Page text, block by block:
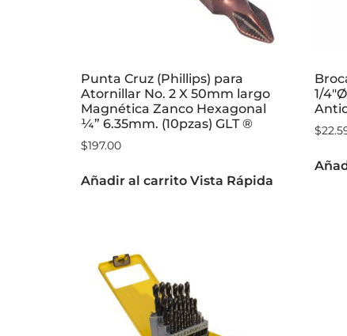
Punta Cruz (Phillips) para
Atornillar No. 2 X 50mm largo
Magnética Zanco Hexagonal
¼” 6.35mm. (10pzas) GLT ®
$197.00
Añadir al carrito Vista Rápida
1/
$